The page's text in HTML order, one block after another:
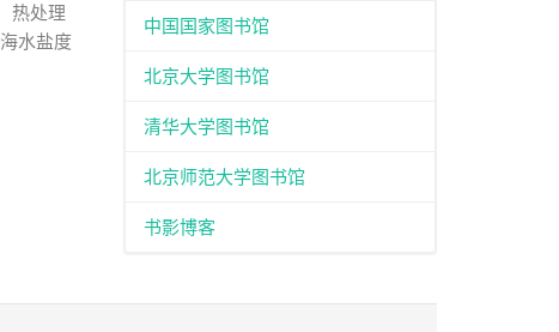
热处理
海水盐度
中国国家图书馆
北京大学图书馆
清华大学图书馆
北京师范大学图书馆
书影博客